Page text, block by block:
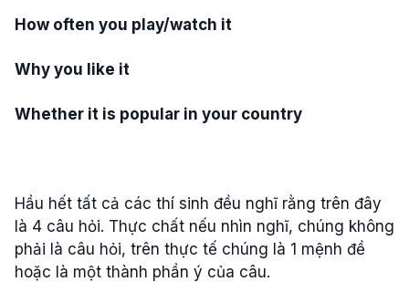
How often you play/watch it
Why you like it
Whether it is popular in your country
Hầu hết tất cả các thí sinh đều nghĩ rằng trên đây
là 4 câu hỏi. Thực chất nếu nhìn nghĩ, chúng không
phải là câu hỏi, trên thực tế chúng là 1 mệnh đề
hoặc là một thành phần ý của câu.